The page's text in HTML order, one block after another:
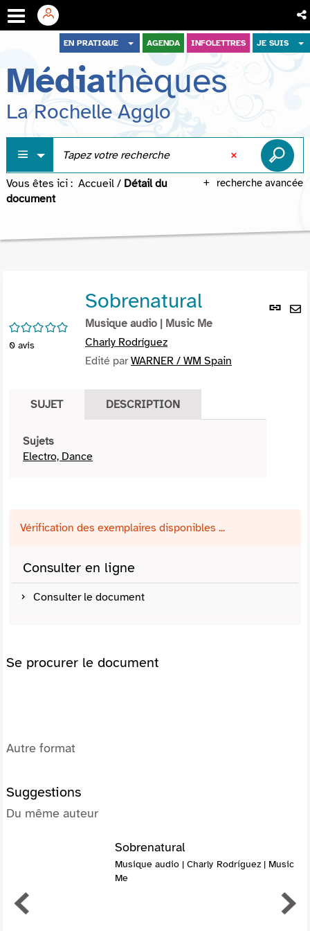
menu
contenu
recherche
EN PRATIQUE AGENDA INFOLETTRES JE SUIS
Médiathèques
La Rochelle Agglo
recherche avancée
Vous êtes ici : Accueil / Détail du
document
Lien
/5
0 avis
Sobrenatural
Musique audio | Music Me
Charly Rodríguez
Edité parWARNER / WM Spain
SUJET DESCRIPTION
Sujets
Electro, Dance
Vérification des exemplaires disponibles ...
Consulter en ligne
Consulter le document
Se procurer le document
Autre format
Suggestions
Du même auteur
Sobrenatural
Musique audio | Charly Rodríguez | Music
Me